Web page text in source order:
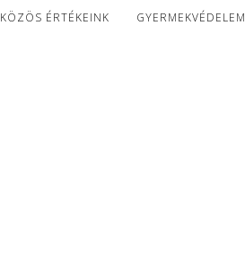
KÖZÖS ÉRTÉKEINK GYERMEKVÉDELEM